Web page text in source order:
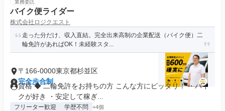
業務委託
バイク便ライダー
株式会社ロジクエスト
走った分だけ、収入直結。完全出来高制の企業配送（バイク便）二
輪免許があればOK！未経験スタ...
〒166-0000東京都杉並区
完全歩合制
資格 ◆ 二輪免許をお持ちの方 こんな方にピッタリ！ ・バイ
クが好き ・安定して稼ぎ...
フリーター歓迎 学歴不問 +4個